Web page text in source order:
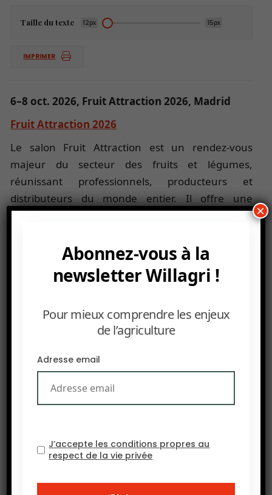
Taille du texte 12px 15px
IMPRIMER
6–8 oct. 2026, Fruit Attraction 2026, Madrid
Fruit Attraction 2026
Le salon Fruit Attraction est un rendez-vous
majeur du secteur des fruits et légumes,
réunissant professionnels, producteurs et
distributeurs du monde entier. Il offre une
plateforme unique pour le networking, la
l’expansion des marchés à l’international. Cet
événement met également en avant l’innovation,
le développement des marques et les
agroalimentaire.
Abonnez-vous à la
newsletter Willagri !
Pour mieux comprendre les enjeux
de l’agriculture
Adresse email
J’accepte les conditions propres au
respect de la vie privée
×